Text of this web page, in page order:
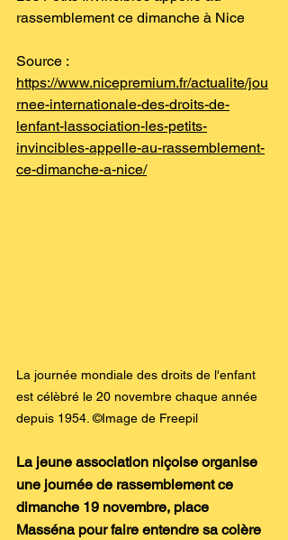
rassemblement ce dimanche à Nice
Source :
https://www.nicepremium.fr/actualite/jou
rnee-internationale-des-droits-de-
lenfant-lassociation-les-petits-
invincibles-appelle-au-rassemblement-
ce-dimanche-a-nice/
La journée mondiale des droits de l'enfant
est célèbré le 20 novembre chaque année
depuis 1954. ©Image de Freepil
La jeune association niçoise organise
une journée de rassemblement ce
dimanche 19 novembre, place
Masséna pour faire entendre sa colère